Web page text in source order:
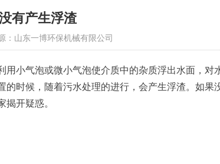
有产生浮渣
：山东一博环保机械有限公司
小气泡或微小气泡使介质中的杂质浮出水面，对
时候，随着污水处理的进行，会产生浮渣。如果
开疑惑。